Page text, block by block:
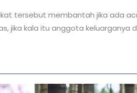
tersebut membantah jika ada
jika kala itu anggota